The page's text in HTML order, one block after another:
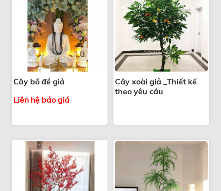
Cây bồ đề giả
Liên hệ báo giá
Cây xoài giả _Thiết kế
theo yêu cầu